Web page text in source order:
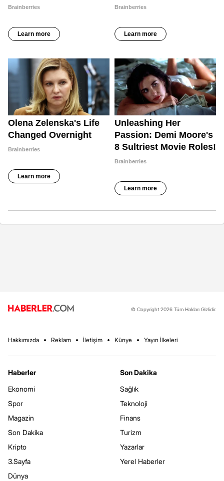
© Copyright 2026 Tüm Hakları Gizlidir.
Hakkımızda Reklam İletişim Künye Yayın İlkeleri
Haberler
Ekonomi
Spor
Magazin
Son Dakika
Kripto
3.Sayfa
Dünya
Son Dakika
Sağlık
Teknoloji
Finans
Turizm
Yazarlar
Yerel Haberler